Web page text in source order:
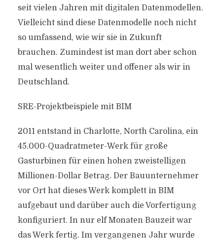
seit vielen Jahren mit digitalen Datenmodellen.
Vielleicht sind diese Datenmodelle noch nicht
so umfassend, wie wir sie in Zukunft
brauchen. Zumindest ist man dort aber schon
mal wesentlich weiter und offener als wir in
Deutschland.
SRE-Projektbeispiele mit BIM
2011 entstand in Charlotte, North Carolina, ein
45.000-Quadratmeter-Werk für große
Gasturbinen für einen hohen zweistelligen
Millionen-Dollar Betrag. Der Bauunternehmer
vor Ort hat dieses Werk komplett in BIM
aufgebaut und darüber auch die Vorfertigung
konfiguriert. In nur elf Monaten Bauzeit war
das Werk fertig. Im vergangenen Jahr wurde